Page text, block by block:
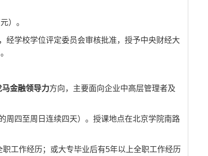
）。
经学校学位评定委员会审核批准，授予中央财经大
马金融领导力方向，主要面向企业中高层管理者及
周四至周日连续四天）。授课地点在北京学院南路
工作经历；或大专毕业后有5年以上全职工作经历